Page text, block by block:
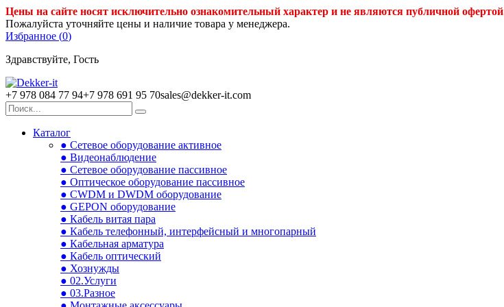
Цены на сайте носят исключительно ознакомительный характер и не являются публичной офертой
Пожалуйста уточняйте цены и наличие товара у менеджера.
Избранное (0)
Здравствуйте, Гость
+7 978 084 77 94+7 978 691 95 70sales@dekker-it.com
Каталог
● Сетевое оборудование активное
● Видеонаблюдение
● Сетевое оборудование пассивное
● Оптическое оборудование пассивное
● CWDM и DWDM оборудование
● GEPON оборудование
● Кабель витая пара
● Кабель телефонный, интерфейсный и многопарный
● Кабельная арматура
● Кабель оптический
● Хознужды
● 02.Услуги
● 03.Разное